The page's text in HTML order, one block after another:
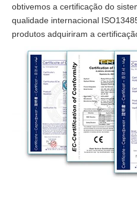
obtivemos a certificação do
qualidade internacional
produtos adquiriram a